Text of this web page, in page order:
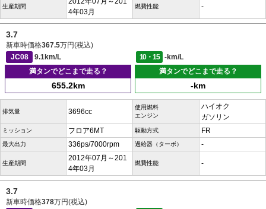
生産期間
4年03月
燃費性能 -
3.7
新車時価格367.5万円(税込)
JC08
9.1km/L 10・15
-km/L
満タンでどこまで走る？
655.2km
満タンでどこまで走る？
-km
排気量 3696cc
使用燃料
エンジン
ハイオク
ガソリン
ミッション フロア6MT 駆動方式 FR
最大出力 336ps/7000rpm 過給器（ターボ） -
生産期間
2012年07月～201
4年03月
燃費性能 -
3.7
新車時価格378万円(税込)